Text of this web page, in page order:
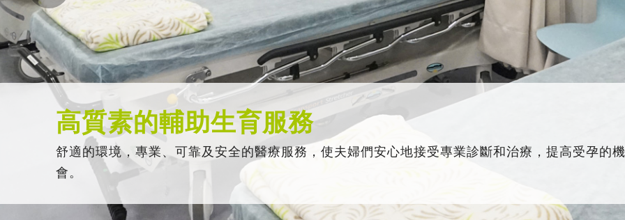
高質素的輔助生育服務
舒適的環境，專業、可靠及安全的醫療服務，使夫婦們安心地接受專業診斷和治療，提高受孕的機
會。